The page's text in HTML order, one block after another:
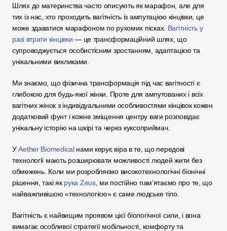
Шлях до материнства часто описують як марафон, але для
тих із нас, хто проходить вагітність із ампутацією кінцівки, це
може здаватися марафоном по рухомих пісках. Вагітність у
разі втрати кінцівки — це трансформаційний шлях, що
супроводжується особистісним зростанням, адаптацією та
унікальними викликами.
Ми знаємо, що фізична трансформація під час вагітності є
глибокою для будь-якої жінки. Проте для ампутованих і всіх
вагітних жінок з індивідуальними особливостями кінцівок кожен
додатковий фунт і кожне зміщення центру ваги розповідає
унікальну історію на шкірі та через куксоприймач.
У Aether Biomedical нами керує віра в те, що передові
технології мають розширювати можливості людей жити без
обмежень. Коли ми розробляємо високотехнологічні біонічні
рішення, такі як рука Zeus, ми постійно пам’ятаємо про те, що
найважливішою «технологією» є саме людське тіло.
Вагітність є найвищим проявом цієї біологічної сили, і вона
вимагає особливої стратегії мобільності, комфорту та